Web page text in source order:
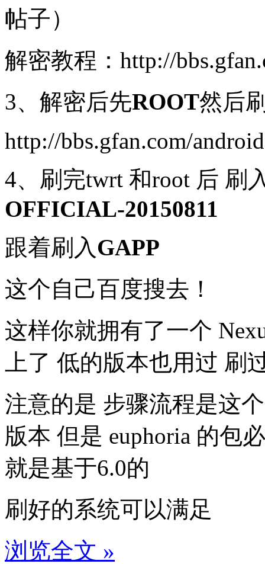
帖子）
解密教程：http://
3、解密后先ROOT然后
http://bbs.gfan.com/
4、刷完twrt 和root 后 刷
OFFICIAL-20150811
跟着刷入 GAPP
这个自己百度搜去！
这样你就拥有了一个
上了 低的版本也用过 刷
注意的是 步骤流程是这
版本 但是 euphoria 的包
就是基于6.0的
刷好的系统可以满足
浏览全文 »